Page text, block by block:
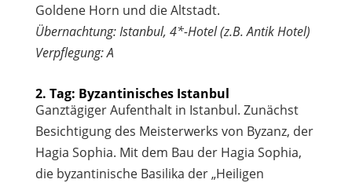
Goldene Horn und die Altstadt.
Übernachtung: Istanbul, 4*-Hotel (z.B. Antik Hotel)
Verpflegung: A
2. Tag: Byzantinisches Istanbul
Ganztägiger Aufenthalt in Istanbul. Zunächst
Besichtigung des Meisterwerks von Byzanz, der
Hagia Sophia. Mit dem Bau der Hagia Sophia,
die byzantinische Basilika der „Heiligen